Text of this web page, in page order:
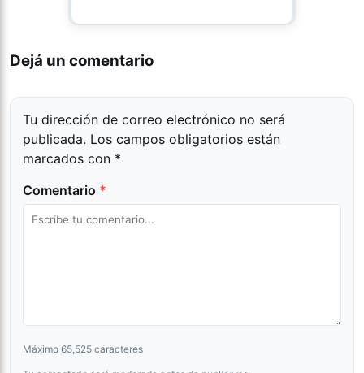
Dejá un comentario
Tu dirección de correo electrónico no será
publicada. Los campos obligatorios están
marcados con *
Comentario *
Máximo 65,525 caracteres